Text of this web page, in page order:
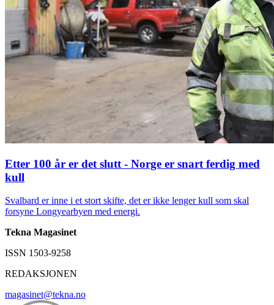
Etter 100 år er det slutt - Norge er snart ferdig med
kull
Svalbard er inne i et stort skifte, det er ikke lenger kull som skal
forsyne Longyearbyen med energi.
Tekna Magasinet
ISSN 1503-9258
REDAKSJONEN
magasinet@tekna.no